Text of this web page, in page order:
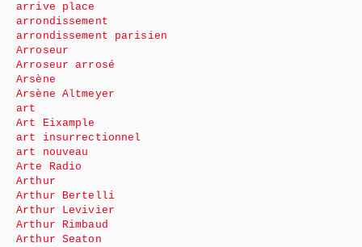
arrive place
arrondissement
arrondissement parisien
Arroseur
Arroseur arrosé
Arsène
Arsène Altmeyer
art
Art Eixample
art insurrectionnel
art nouveau
Arte Radio
Arthur
Arthur Bertelli
Arthur Levivier
Arthur Rimbaud
Arthur Seaton